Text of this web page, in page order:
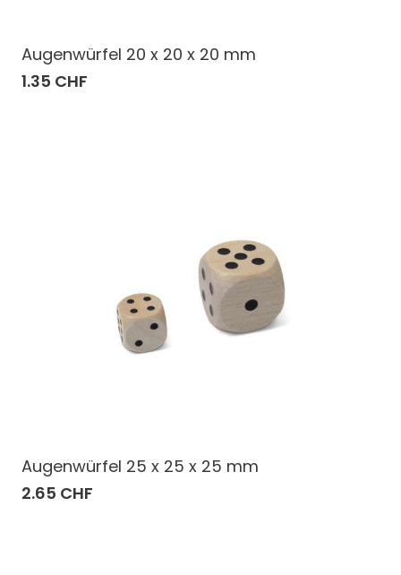
Augenwürfel 20 x 20 x 20 mm
1.35 CHF
Augenwürfel 25 x 25 x 25 mm
2.65 CHF